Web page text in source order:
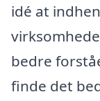
idé at
bedre
finde det